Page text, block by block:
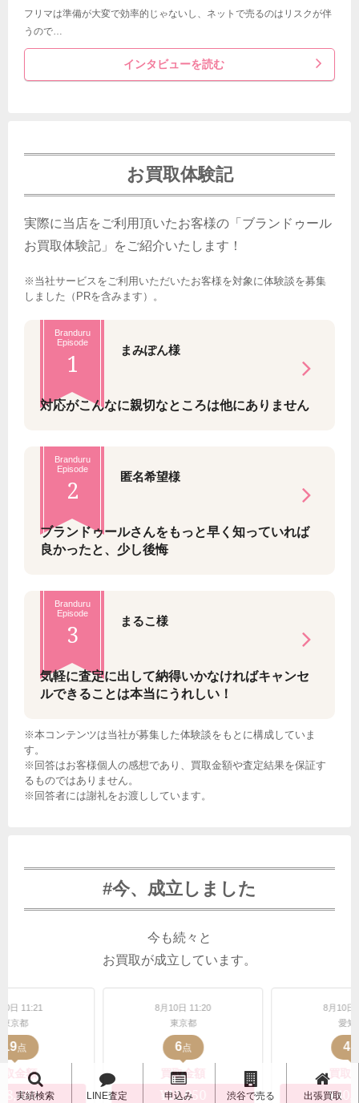
フリマは準備が大変で効率的じゃないし、ネットで売るのはリスクが伴
うので…
インタビューを読む
お買取体験記
実際に当店をご利用頂いたお客様の「ブランドゥール
お買取体験記」をご紹介いたします！
※当社サービスをご利用いただいたお客様を対象に体験談を募集
しました（PRを含みます）。
Branduru
Episode
1 まみぽん様
対応がこんなに親切なところは他にありません
Branduru
Episode
2 匿名希望様
ブランドゥールさんをもっと早く知っていれば
良かったと、少し後悔
Branduru
Episode
3 まるこ様
気軽に査定に出して納得いかなければキャンセ
ルできることは本当にうれしい！
※本コンテンツは当社が募集した体験談をもとに構成していま
す。
※回答はお客様個人の感想であり、買取金額や査定結果を保証す
るものではありません。
※回答者には謝礼をお渡ししています。
#今、成立しました
今も続々と
お買取が成立しています。
買取金額
¥12,050
買取金額
¥40,110
実績検索 LINE査定 申込み 渋谷で売る 出張買取